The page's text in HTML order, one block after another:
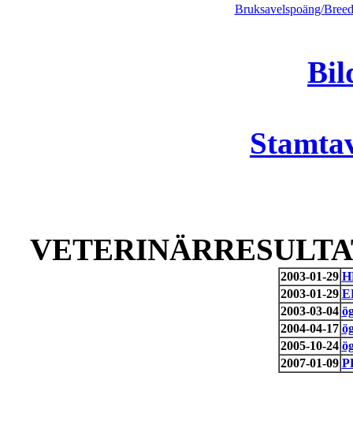
Bruksavelspoäng/
2003-01-29
2003-01-29
2003-03-04
2004-04-17
2005-10-24
2007-01-09